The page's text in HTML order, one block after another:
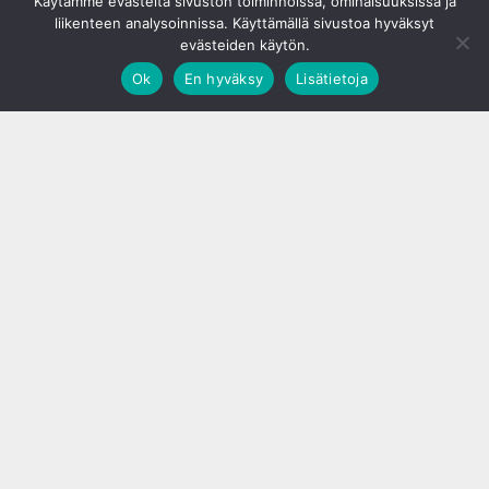
liikenteen analysoinnissa. Käyttämällä sivustoa hyväksyt
evästeiden käytön.
Ok
En hyväksy Lisätietoja